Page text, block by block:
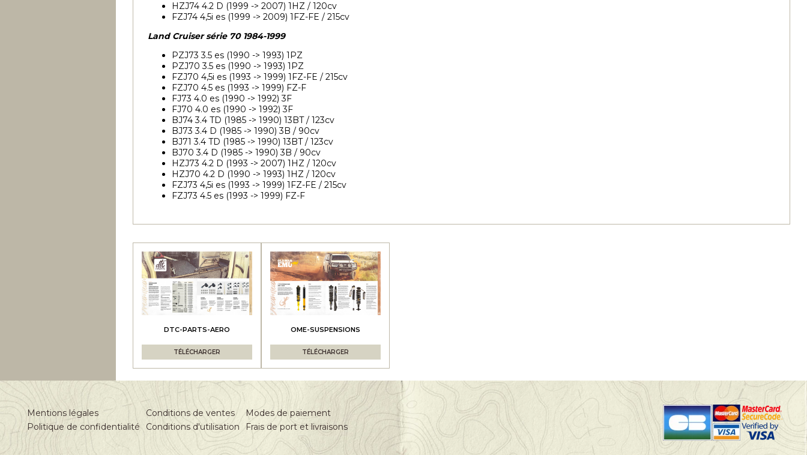
HZJ74 4.2 D (1999 -> 2007) 1HZ / 120cv
FZJ74 4,5i es (1999 -> 2009) 1FZ-FE / 215cv
Land Cruiser série 70 1984-1999
PZJ73 3.5 es (1990 -> 1993) 1PZ
PZJ70 3.5 es (1990 -> 1993) 1PZ
FZJ70 4,5i es (1993 -> 1999) 1FZ-FE / 215cv
FZJ70 4.5 es (1993 -> 1999) FZ-F
FJ73 4.0 es (1990 -> 1992) 3F
FJ70 4.0 es (1990 -> 1992) 3F
BJ74 3.4 TD (1985 -> 1990) 13BT / 123cv
BJ73 3.4 D (1985 -> 1990) 3B / 90cv
BJ71 3.4 TD (1985 -> 1990) 13BT / 123cv
BJ70 3.4 D (1985 -> 1990) 3B / 90cv
HZJ73 4.2 D (1993 -> 2007) 1HZ / 120cv
HZJ70 4.2 D (1990 -> 1993) 1HZ / 120cv
FZJ73 4,5i es (1993 -> 1999) 1FZ-FE / 215cv
FZJ73 4.5 es (1993 -> 1999) FZ-F
DTC-PARTS-AERO
TÉLÉCHARGER
OME-SUSPENSIONS
TÉLÉCHARGER
Mentions légales
Politique de confidentialité
Conditions de ventes
Conditions d'utilisation
Modes de paiement
Frais de port et livraisons